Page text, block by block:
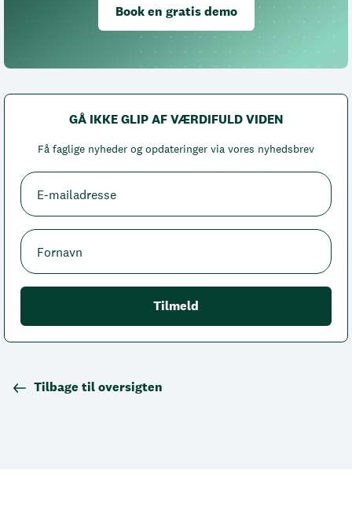
Book en gratis demo
GÅ IKKE GLIP AF VÆRDIFULD VIDEN
Få faglige nyheder og opdateringer via vores nyhedsbrev
Tilbage til oversigten